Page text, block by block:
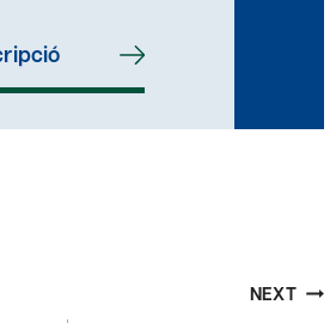
NEXT